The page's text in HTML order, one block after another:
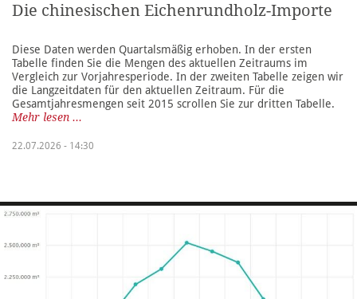
Die chinesischen Eichenrundholz-Importe
Diese Daten werden Quartalsmäßig erhoben. In der ersten
Tabelle finden Sie die Mengen des aktuellen Zeitraums im
Vergleich zur Vorjahresperiode. In der zweiten Tabelle zeigen wir
die Langzeitdaten für den aktuellen Zeitraum. Für die
Gesamtjahresmengen seit 2015 scrollen Sie zur dritten Tabelle.
Mehr lesen ...
22.07.2026 - 14:30